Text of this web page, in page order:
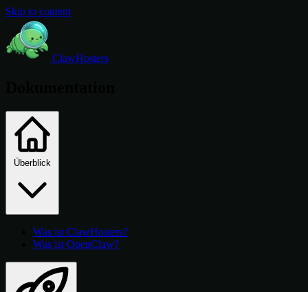
Skip to content
ClawHosters
Überblick
Was ist ClawHosters?
Was ist OpenClaw?